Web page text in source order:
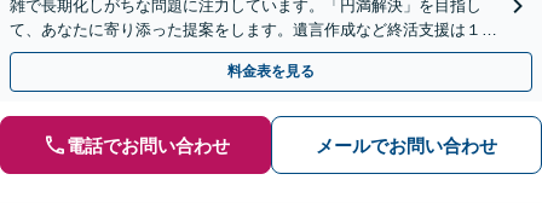
雑で長期化しがちな問題に注力しています。「円満解決」を目指し
て、あなたに寄り添った提案をします。遺言作成など終活支援は１１
万円（税込）〜。【明瞭会計・スピード対応】【他士業連携】
料金表を見る
電話でお問い合わせ メールでお問い合わせ